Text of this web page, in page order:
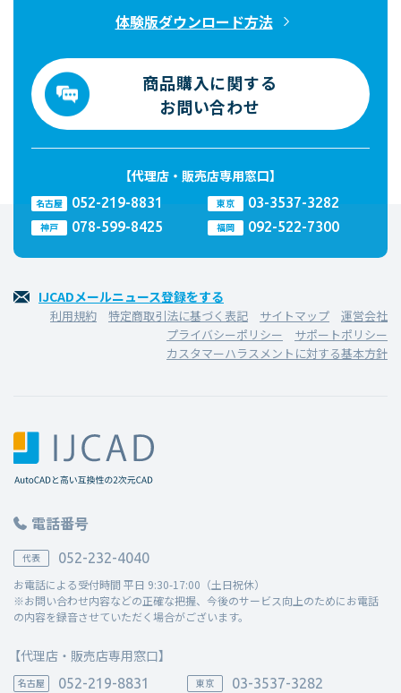
体験版ダウンロード方法
商品購入に関する
お問い合わせ
【代理店・販売店専用窓口】
名古屋 052-219-8831 東京 03-3537-3282
神戸 078-599-8425 福岡 092-522-7300
IJCADメールニュース登録をする
利用規約 特定商取引法に基づく表記 サイトマップ
運営会社
プライバシーポリシー
サポートポリシー
カスタマーハラスメントに対する基本方針
電話番号
代表 052-232-4040
お電話による受付時間 平日 9:30-17:00（土日祝休）
※お問い合わせ内容などの正確な把握、今後のサービス向上のためにお電話
の内容を録音させていただく場合がございます。
【代理店・販売店専用窓口】
名古屋 052-219-8831 東京 03-3537-3282